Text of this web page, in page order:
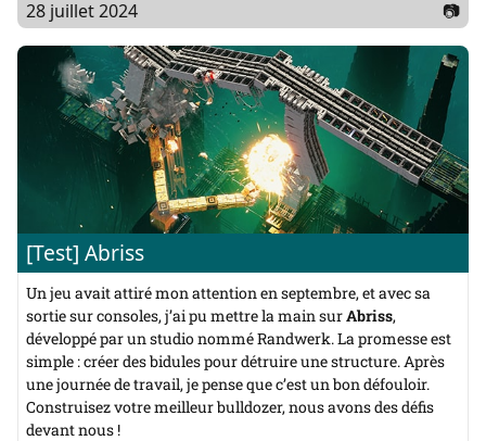
[Test]
Beyond
Good
&
Evil
:
20th
Anniversary
Edition"
28 juillet 2024 📷
[Test] Abriss
Un jeu avait attiré mon attention en septembre, et avec sa
sortie sur consoles, j’ai pu mettre la main surAbriss,
développé par un studio nommé Randwerk. La promesse est
simple : créer des bidules pour détruire une structure. Après
une journée de travail, je pense que c’est un bon défouloir.
Construisez votre meilleur bulldozer, nous avons des défis
devant nous !